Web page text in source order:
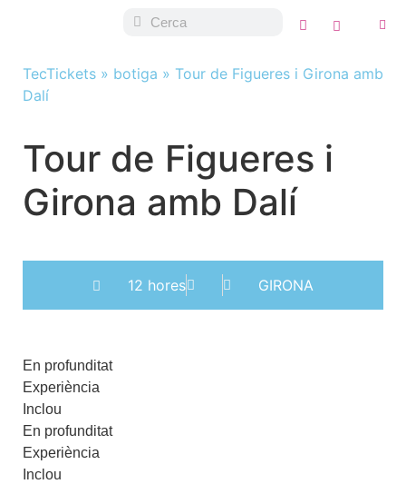
TecTickets » botiga » Tour de Figueres i Girona amb
Dalí
Tour de Figueres i
Girona amb Dalí
12 hores GIRONA
En profunditat
Experiència
Inclou
En profunditat
Experiència
Inclou